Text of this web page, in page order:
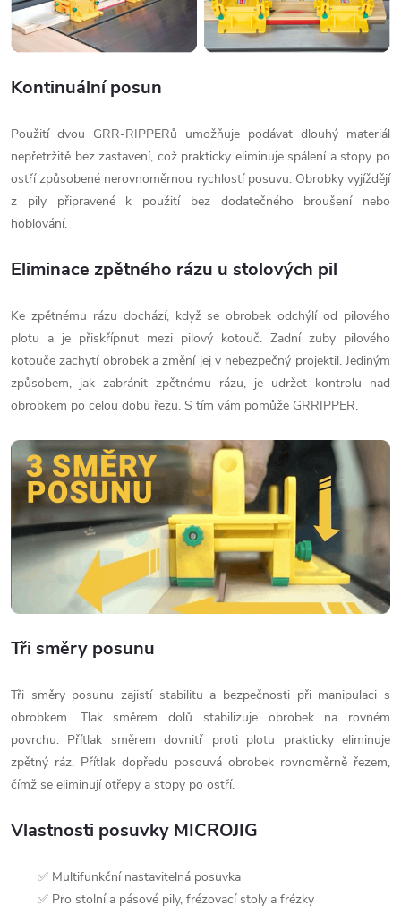
Kontinuální posun
Použití dvou GRR-RIPPERů umožňuje podávat dlouhý materiál
nepřetržitě bez zastavení, což prakticky eliminuje spálení a stopy po
ostří způsobené nerovnoměrnou rychlostí posuvu. Obrobky vyjíždějí
z pily připravené k použití bez dodatečného broušení nebo
hoblování.
Eliminace zpětného rázu u stolových pil
Ke zpětnému rázu dochází, když se obrobek odchýlí od pilového
plotu a je přiskřípnut mezi pilový kotouč. Zadní zuby pilového
kotouče zachytí obrobek a změní jej v nebezpečný projektil. Jediným
způsobem, jak zabránit zpětnému rázu, je udržet kontrolu nad
obrobkem po celou dobu řezu. S tím vám pomůže GRRIPPER.
Tři směry posunu
Tři směry posunu zajistí stabilitu a bezpečnosti při manipulaci s
obrobkem. Tlak směrem dolů stabilizuje obrobek na rovném
povrchu. Přítlak směrem dovnitř proti plotu prakticky eliminuje
zpětný ráz. Přítlak dopředu posouvá obrobek rovnoměrně řezem,
čímž se eliminují otřepy a stopy po ostří.
Vlastnosti posuvky MICROJIG
✅ Multifunkční nastavitelná posuvka
✅ Pro stolní a pásové pily, frézovací stoly a frézky